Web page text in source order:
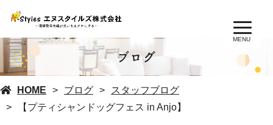
MENU
ブログ
HOME ブログ
スタッフブログ
【プティシャンドッグフェス in Anjo】